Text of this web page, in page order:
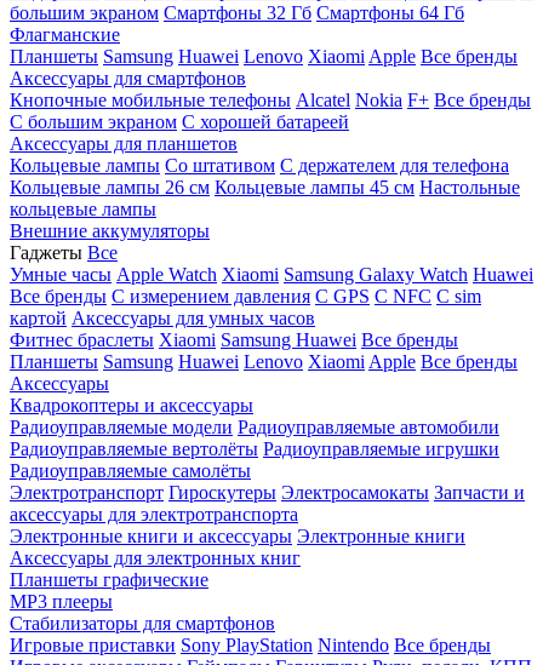
большим экраном Смартфоны 32 Гб Смартфоны 64 Гб
Флагманские
Планшеты Samsung Huawei Lenovo Xiaomi Apple Все бренды
Аксессуары для смартфонов
Кнопочные мобильные телефоны Alcatel Nokia F+ Все бренды
С большим экраном С хорошей батареей
Аксессуары для планшетов
Кольцевые лампы Со штативом C держателем для телефона
Кольцевые лампы 26 см Кольцевые лампы 45 см Настольные
кольцевые лампы
Внешние аккумуляторы
Гаджеты Все
Умные часы Apple Watch Xiaomi Samsung Galaxy Watch Huawei
Все бренды C измерением давления C GPS C NFC C sim
картой Аксессуары для умных часов
Фитнес браслеты Xiaomi Samsung Huawei Все бренды
Планшеты Samsung Huawei Lenovo Xiaomi Apple Все бренды
Аксессуары
Квадрокоптеры и аксессуары
Радиоуправляемые модели Радиоуправляемые автомобили
Радиоуправляемые вертолёты Радиоуправляемые игрушки
Радиоуправляемые самолёты
Электротранспорт Гироскутеры Электросамокаты Запчасти и
аксессуары для электротранспорта
Электронные книги и аксессуары Электронные книги
Аксессуары для электронных книг
Планшеты графические
MP3 плееры
Стабилизаторы для смартфонов
Игровые приставки Sony PlayStation Nintendo Все бренды